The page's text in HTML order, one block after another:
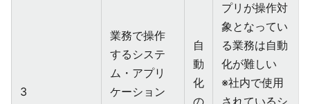
3
業務で操作
するシステ
ム・アプリ
ケーション
自
動
化
の
プリが操作対
象となってい
る業務は自動
化が難しい
※社内で使用
されているシ